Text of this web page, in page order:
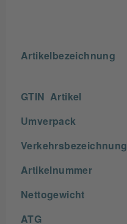
Artikelbezeichnung
GTIN Artikel
Umverpack
Verkehrsbezeichnung
Artikelnummer
Nettogewicht
ATG